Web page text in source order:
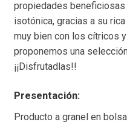
propiedades beneficiosas
isotónica, gracias a su
muy bien con los cítricos
proponemos una
¡¡Disfrutadlas!!
Presentación:
Producto a granel en